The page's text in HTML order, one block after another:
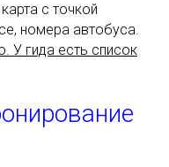
с точкой
номера автобуса.
У гида есть список